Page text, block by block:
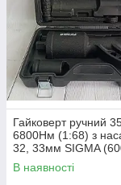
Гайковерт ручний
6800Нм (1:68) з
32, 33мм SIGMA
LuxPrice
В наявності